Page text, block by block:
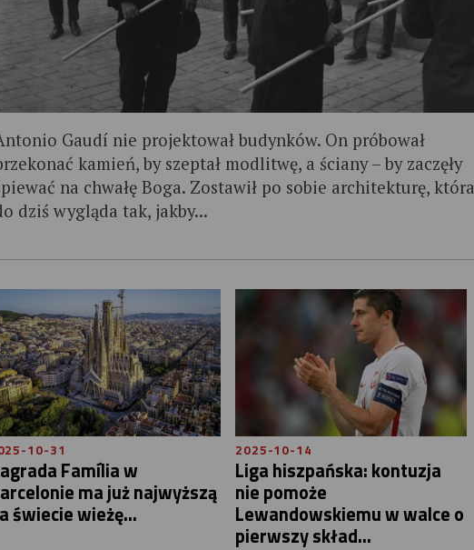
Gaudí nie projektował budynków. On próbował
kamień, by szeptał modlitwę, a ściany – by zaczęły
na chwałę Boga. Zostawił po sobie architekturę, która
dziś wygląda tak, jakby...
10-31
Família w
ma już najwyższą
świecie wieżę...
2025-10-14
Liga hiszpańska: kontuzja
nie pomoże
Lewandowskiemu w walce o
pierwszy skład...